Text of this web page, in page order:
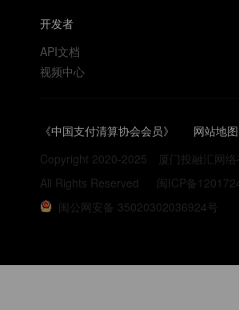
开发者
API文档
视频中心
《中国支付清算协会会员》
网站地图
Copyright 2020-2025 厦门投融汇网
All Rights Reserved 闽ICP备
闽公网安备 35020302036924号